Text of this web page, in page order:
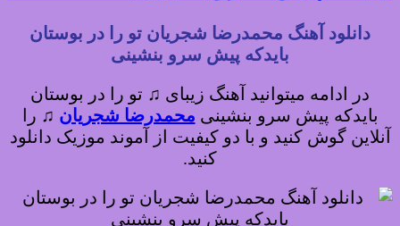
دانلود آهنگ محمدرضا شجریان تو را در بوستان
بایدکه پیش سرو بنشینی
در ادامه میتوانید آهنگ زیبای ♫ تو را در بوستان
بایدکه پیش سرو بنشینی محمدرضا شجریان ♫ را
آنلاین گوش کنید و با دو کیفیت از آموند موزیک دانلود
کنید.